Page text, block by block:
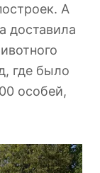
А
доставила
где было
особей,